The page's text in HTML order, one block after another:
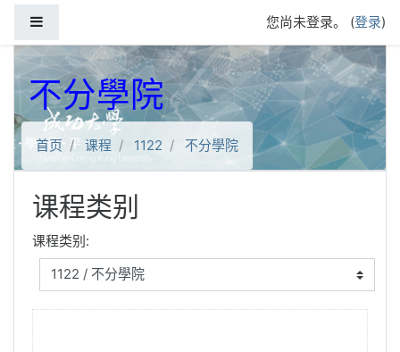
您尚未登录。 (登录)
不分學院
首页 课程 1122 不分學院
课程类别
课程类别: